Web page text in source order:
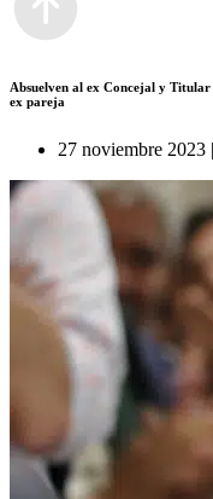
Absuelven al ex Concejal y Titular
ex pareja
27 noviembre 2023